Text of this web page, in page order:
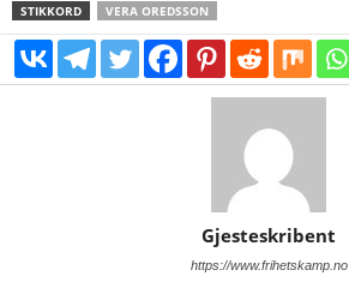
STIKKORD VERA OREDSSON
Gjesteskribent
https://www.frihetskamp.no